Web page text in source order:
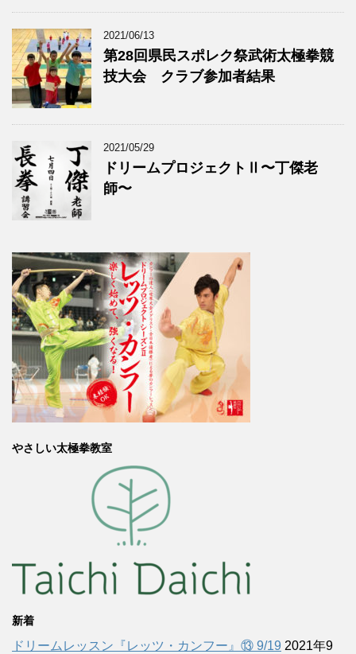
2021/06/13
第28回県民スポレク祭武術太極拳競
技大会 クラブ参加者結果
2021/05/29
ドリームプロジェクトⅡ〜丁傑老
師〜
やさしい太極拳教室
新着
ドリームレッスン『レッツ・カンフー』⑬ 9/19 2021年9